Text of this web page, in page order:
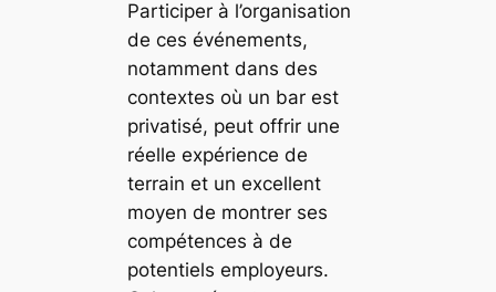
Participer à l’organisation
de ces événements,
notamment dans des
contextes où un bar est
privatisé, peut offrir une
réelle expérience de
terrain et un excellent
moyen de montrer ses
compétences à de
potentiels employeurs.